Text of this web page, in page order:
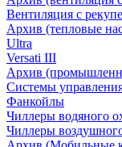
Вентиляция с
Архив (тепловые
Ultra
Versati III
Архив
Системы
Фанкойлы
Чиллеры водяного
Чиллеры